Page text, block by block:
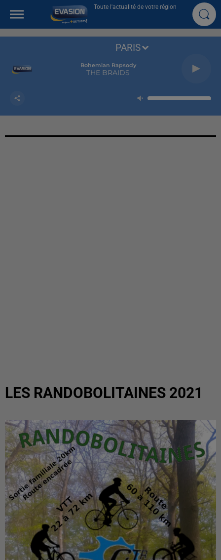
Toute l'actualité de votre région
Bohemian Rapsody
THE BRAIDS
PARIS
LES RANDOBOLITAINES 2021